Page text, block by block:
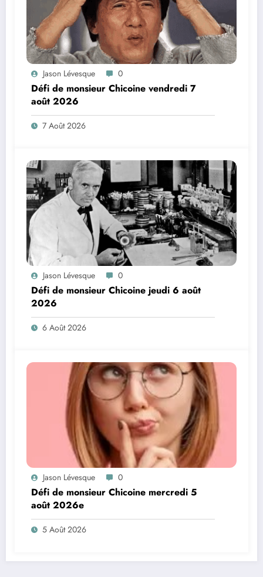
Jason Lévesque 0
Défi de monsieur Chicoine vendredi 7
août 2026
7 Août 2026
Jason Lévesque 0
Défi de monsieur Chicoine jeudi 6 août
2026
6 Août 2026
Jason Lévesque 0
Défi de monsieur Chicoine mercredi 5
août 2026e
5 Août 2026